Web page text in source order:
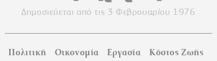
Δημοσιεύεται από τις 3 Φεβρουαρίου 1976
Πολιτική Οικονομία Εργασία Κόστος Ζωής